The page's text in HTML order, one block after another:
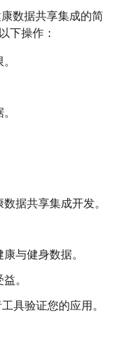
数据共享集成的简
下操作：
据共享集成开发。
与健身数据。
。
具验证您的应用。